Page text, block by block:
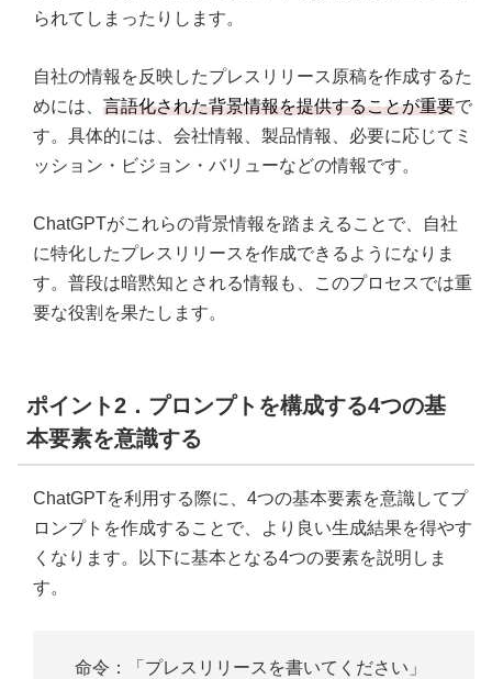
られてしまったりします。
自社の情報を反映したプレスリリース原稿を作成するた
めには、 言語化された背景情報を提供することが重要で
す。具体的には、会社情報、製品情報、必要に応じてミ
ッション・ビジョン・バリューなどの情報です。
ChatGPTがこれらの背景情報を踏まえることで、自社
に特化したプレスリリースを作成できるようになりま
す。普段は暗黙知とされる情報も、このプロセスでは重
要な役割を果たします。
ポイント2．プロンプトを構成する4つの基
本要素を意識する
ChatGPTを利用する際に、4つの基本要素を意識してプ
ロンプトを作成することで、より良い生成結果を得やす
くなります。以下に基本となる4つの要素を説明しま
す。
命令：「プレスリリースを書いてください」